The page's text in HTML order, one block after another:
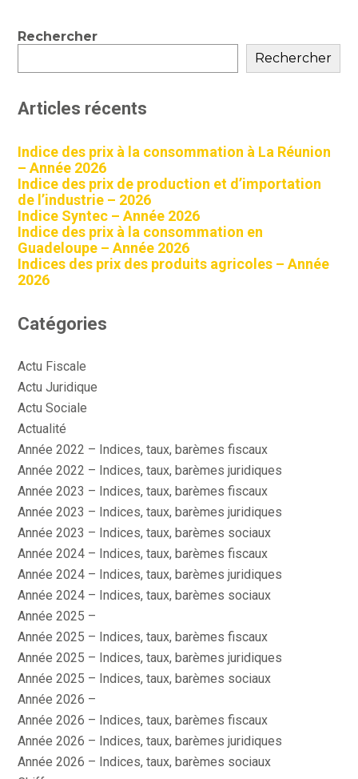
Blog
Rechercher
Rechercher
Articles récents
Indice des prix à la consommation à La Réunion
– Année 2026
Indice des prix de production et d’importation
de l’industrie – 2026
Indice Syntec – Année 2026
Indice des prix à la consommation en
Guadeloupe – Année 2026
Indices des prix des produits agricoles – Année
2026
Catégories
Actu Fiscale
Actu Juridique
Actu Sociale
Actualité
Année 2022 – Indices, taux, barèmes fiscaux
Année 2022 – Indices, taux, barèmes juridiques
Année 2023 – Indices, taux, barèmes fiscaux
Année 2023 – Indices, taux, barèmes juridiques
Année 2023 – Indices, taux, barèmes sociaux
Année 2024 – Indices, taux, barèmes fiscaux
Année 2024 – Indices, taux, barèmes juridiques
Année 2024 – Indices, taux, barèmes sociaux
Année 2025 –
Année 2025 – Indices, taux, barèmes fiscaux
Année 2025 – Indices, taux, barèmes juridiques
Année 2025 – Indices, taux, barèmes sociaux
Année 2026 –
Année 2026 – Indices, taux, barèmes fiscaux
Année 2026 – Indices, taux, barèmes juridiques
Année 2026 – Indices, taux, barèmes sociaux